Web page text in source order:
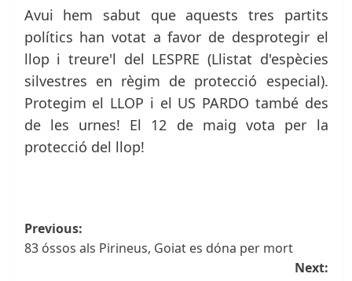
Avui hem sabut que aquests tres partits
polítics han votat a favor de desprotegir el
llop i treure'l del LESPRE (Llistat d'espècies
silvestres en règim de protecció especial).
Protegim el LLOP i el US PARDO també des
de les urnes! El 12 de maig vota per la
protecció del llop!
Navegació
de
Previous:
83 óssos als Pirineus, Goiat es dóna per mort
Next: